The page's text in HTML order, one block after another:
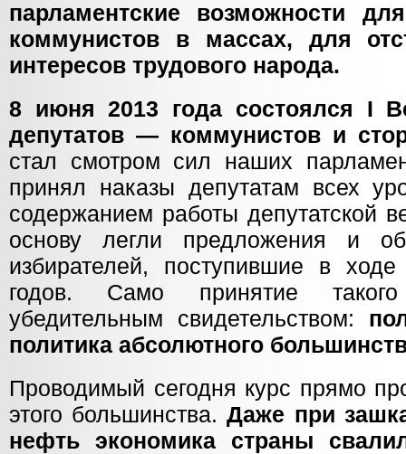
парламентские возможности
коммунистов в массах, для
интересов трудового народа.
8 июня 2013 года состоялся I
депутатов — коммунистов и
стал смотром сил наших
принял наказы депутатам всех
содержанием работы депутатской
основу легли предложения и
избирателей, поступившие в
годов. Само принятие
убедительным свидетельством:
политика абсолютного
Проводимый сегодня курс прямо
этого большинства.Даже при
нефть экономика страны